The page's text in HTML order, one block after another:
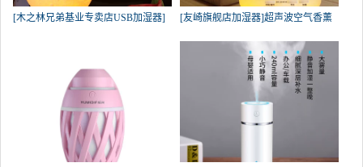
[木之林兄弟基业专卖店USB加湿器] [友崎旗舰店加湿器]超声波空气香薰